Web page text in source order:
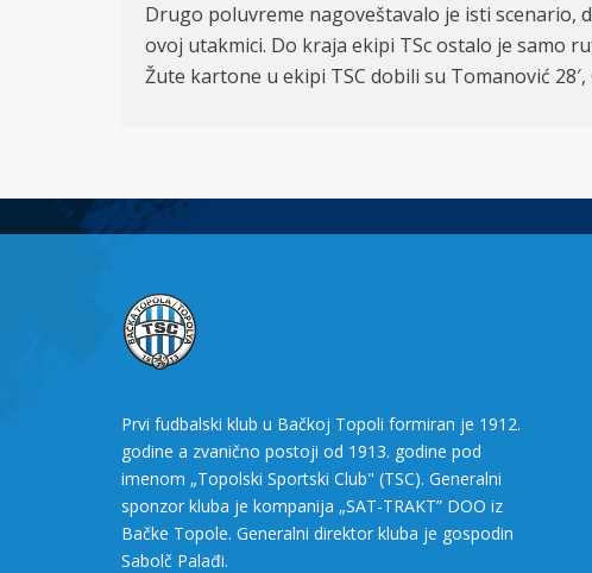
Drugo poluvreme nagoveštavalo je isti scenario,
ovoj utakmici. Do kraja ekipi TSc ostalo je samo
Žute kartone u ekipi TSC dobili su Tomanović 28′,
Prvi fudbalski klub u Bačkoj Topoli formiran je 1912.
godine a zvanično postoji od 1913. godine pod
imenom „Topolski Sportski Club" (TSC). Generalni
sponzor kluba je kompanija „SAT-TRAKT” DOO iz
Bačke Topole. Generalni direktor kluba je gospodin
Sabolč Palađi.